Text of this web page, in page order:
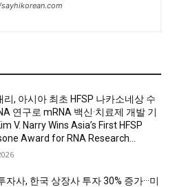
리, 아시아 최초 HFSP 나카소네상 수
연구로 mRNA 백신·치료제 개발 기
V. Narry Wins Asia’s First HFSP
Award for RNA Research...
자사, 한국 상장사 투자 30% 증가···미